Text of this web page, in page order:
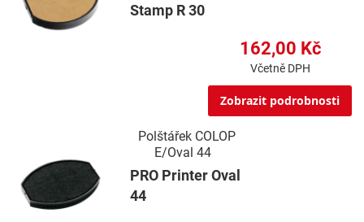
Stamp R 30
162,00 Kč
Včetně DPH
Zobrazit podrobnosti
Polštářek COLOP
E/Oval 44
PRO Printer Oval
44